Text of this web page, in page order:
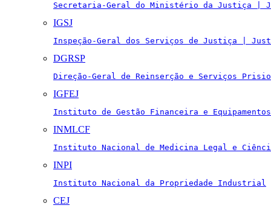
Secretaria-Geral do Ministério da Justiça |
IGSJ
Inspeção-Geral dos Serviços de Justiça |
DGRSP
Direção-Geral de Reinserção e Serviços
IGFEJ
Instituto de Gestão Financeira e
INMLCF
Instituto Nacional de Medicina Legal e
INPI
Instituto Nacional da Propriedade Industrial
CEJ